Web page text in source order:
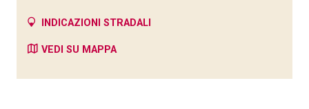
INDICAZIONI STRADALI
VEDI SU MAPPA